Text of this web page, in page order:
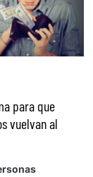
para que
vuelvan al